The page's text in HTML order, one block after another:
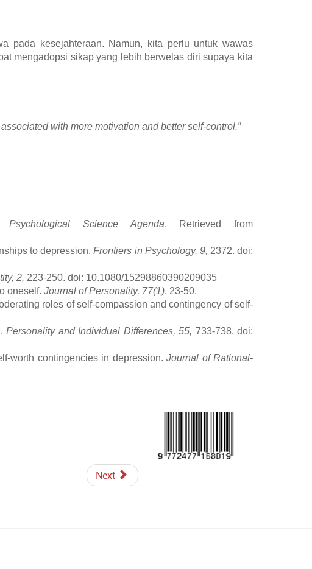
pada kesejahteraan. Namun, kita perlu untuk wawas
mengadopsi sikap yang lebih berwelas diri supaya kita
with more motivation and better self-control.”
Psychological Science Agenda. Retrieved from
to depression.Frontiers in Psychology, 9, 2372. doi:
2, 223-250. doi: 10.1080/15298860390209035
oneself. Journal of Personality, 77(1), 23-50.
roles of self-compassion and contingency of self-
Personality and Individual Differences, 55, 733-738. doi:
worth contingencies in depression. Journal of Rational-
Next